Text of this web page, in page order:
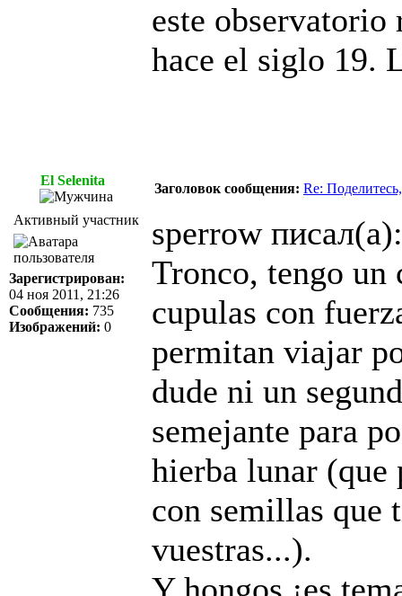
este observatorio
hace el siglo 19.
El Selenita
Заголовок сообщения: Re:
Активный участник
Зарегистрирован:
04 ноя 2011, 21:26
Сообщения: 735
Изображений: 0
sperrow писал(а):
Tronco, tengo un
cupulas con
permitan viajar
dude ni un
semejante para
hierba lunar (que
con semillas que
vuestras...).